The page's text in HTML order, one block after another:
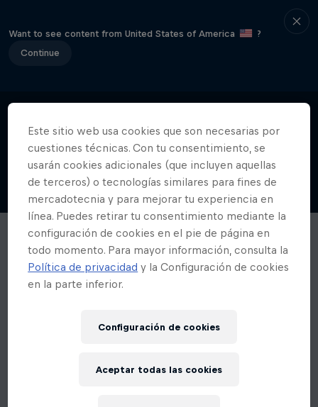
Want to see content from United States of America
?
Continue
Este sitio web usa cookies que son necesarias por
cuestiones técnicas. Con tu consentimiento, se
usarán cookies adicionales (que incluyen aquellas
de terceros) o tecnologías similares para fines de
mercadotecnia y para mejorar tu experiencia en
línea. Puedes retirar tu consentimiento mediante la
configuración de cookies en el pie de página en
todo momento. Para mayor información, consulta la
Política de privacidad y la Configuración de cookies
en la parte inferior.
Configuración de cookies
Aceptar todas las cookies